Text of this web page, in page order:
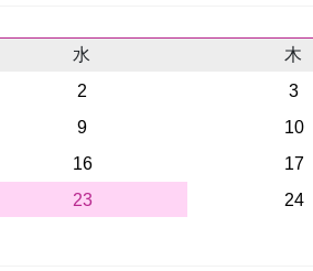
水 木
2 3
9 10
16 17
23 24